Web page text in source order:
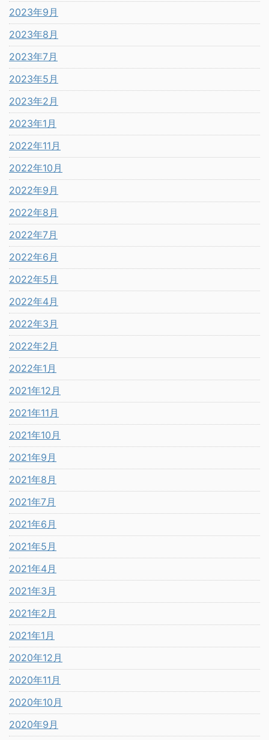
2023年9月
2023年8月
2023年7月
2023年5月
2023年2月
2023年1月
2022年11月
2022年10月
2022年9月
2022年8月
2022年7月
2022年6月
2022年5月
2022年4月
2022年3月
2022年2月
2022年1月
2021年12月
2021年11月
2021年10月
2021年9月
2021年8月
2021年7月
2021年6月
2021年5月
2021年4月
2021年3月
2021年2月
2021年1月
2020年12月
2020年11月
2020年10月
2020年9月